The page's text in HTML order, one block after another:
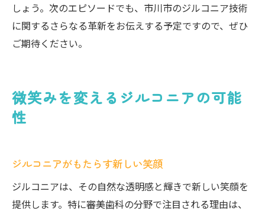
しょう。次のエピソードでも、市川市のジルコニア技術
に関するさらなる革新をお伝えする予定ですので、ぜひ
ご期待ください。
微笑みを変えるジルコニアの可能
性
ジルコニアがもたらす新しい笑顔
ジルコニアは、その自然な透明感と輝きで新しい笑顔を
提供します。特に審美歯科の分野で注目される理由は、